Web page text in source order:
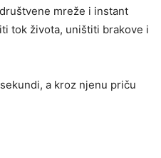
mreže i instant
tok života, uništiti brakove i
a kroz njenu priču